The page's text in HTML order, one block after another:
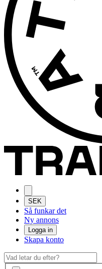
SEK
Så funkar det
Ny annons
Logga in
Skapa konto